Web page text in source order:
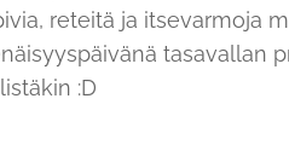
reteitä ja itsevarmoja
tasavallan
:D